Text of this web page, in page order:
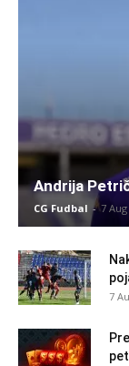
Andrija
CG Fudbal - 7
7